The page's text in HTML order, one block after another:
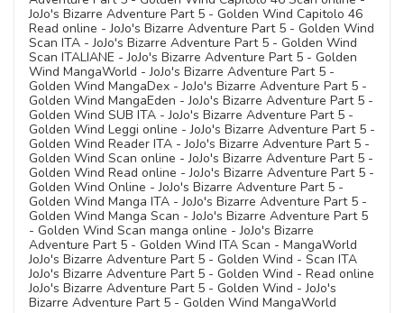
JoJo's Bizarre Adventure Part 5 - Golden Wind Capitolo 46
Read online - JoJo's Bizarre Adventure Part 5 - Golden Wind
Scan ITA - JoJo's Bizarre Adventure Part 5 - Golden Wind
Scan ITALIANE - JoJo's Bizarre Adventure Part 5 - Golden
Wind MangaWorld - JoJo's Bizarre Adventure Part 5 -
Golden Wind MangaDex - JoJo's Bizarre Adventure Part 5 -
Golden Wind MangaEden - JoJo's Bizarre Adventure Part 5 -
Golden Wind SUB ITA - JoJo's Bizarre Adventure Part 5 -
Golden Wind Leggi online - JoJo's Bizarre Adventure Part 5 -
Golden Wind Reader ITA - JoJo's Bizarre Adventure Part 5 -
Golden Wind Scan online - JoJo's Bizarre Adventure Part 5 -
Golden Wind Read online - JoJo's Bizarre Adventure Part 5 -
Golden Wind Online - JoJo's Bizarre Adventure Part 5 -
Golden Wind Manga ITA - JoJo's Bizarre Adventure Part 5 -
Golden Wind Manga Scan - JoJo's Bizarre Adventure Part 5
- Golden Wind Scan manga online - JoJo's Bizarre
Adventure Part 5 - Golden Wind ITA Scan - MangaWorld
JoJo's Bizarre Adventure Part 5 - Golden Wind - Scan ITA
JoJo's Bizarre Adventure Part 5 - Golden Wind - Read online
JoJo's Bizarre Adventure Part 5 - Golden Wind - JoJo's
Bizarre Adventure Part 5 - Golden Wind MangaWorld